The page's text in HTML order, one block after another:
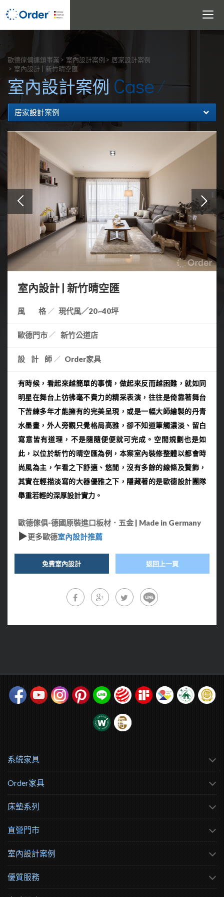
Toggle
歐德傢俱連鎖事業 室內設計案例
居家設計案例
室內設計 | 新竹晴空匯
室內設計案例 Case
居家設計案例
室內設計 | 新竹晴空匯
風 格 現代風／20~40坪
歐德門市 新竹公道店
設計師 Order家具
有時候，看起來越簡單的事情，做起來反而越困難，就如同
明星在舞台上彷彿毫不費力的精采表演，往往是倚靠著舞台
下苦練多年才能擁有的完美呈現，或是一幅大師繪製的丹青
水墨畫，外人旁觀只覺格局高雅，卻不知道筆觸濃淡、留白
寫意皆有道理，不是隨隨便便就可完成。空間規劃也是如
此，以位於新竹的晴空匯為例，本案室內裝修整體以都會時
尚風為主，乍看之下舒適、悠閒，沒有多餘的線條及贅飾，
其實在輕描淡寫的大器優雅之下，隱藏著的是歐德設計團隊
舉重若輕的深厚設計實力。
歐德傢俱-德國原裝進口板材．五金 | Made in Germany
▶更多歐德室內設計推薦
免費室內設計 返回上一頁
系統家具
Order家具
床墊系列
直營門市
室內設計案例
優質服務